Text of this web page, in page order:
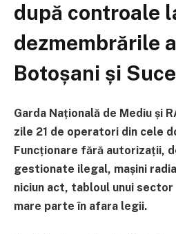
după controale
dezmembrările
Botoșani și
Garda Națională de Mediu și
zile 21 de operatori din cele
Funcționare fără autorizații,
gestionate ilegal, mașini
niciun act, tabloul unui sector
mare parte în afara legii.